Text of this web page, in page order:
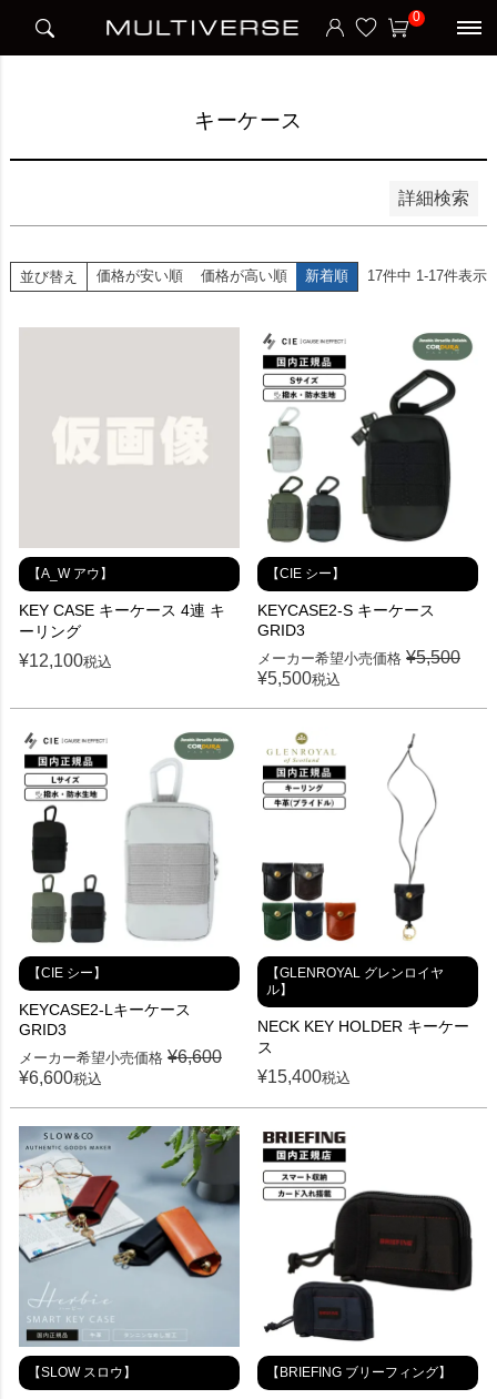
0
キーケース
詳細検索
並び順
新着順
並び替え 価格が安い順 価格が高い順 新着順 17件中 1-17件表示
【A_W アウ】
KEY CASE キーケース 4連 キ
ーリング
¥12,100税込
【CIE シー】
KEYCASE2-S キーケース
GRID3
メーカー希望小売価格 ¥5,500
¥5,500税込
【CIE シー】
KEYCASE2-Lキーケース
GRID3
メーカー希望小売価格 ¥6,600
¥6,600税込
【GLENROYAL グレンロイヤ
ル】
NECK KEY HOLDER キーケー
ス
¥15,400税込
【SLOW スロウ】 【BRIEFING ブリーフィング】